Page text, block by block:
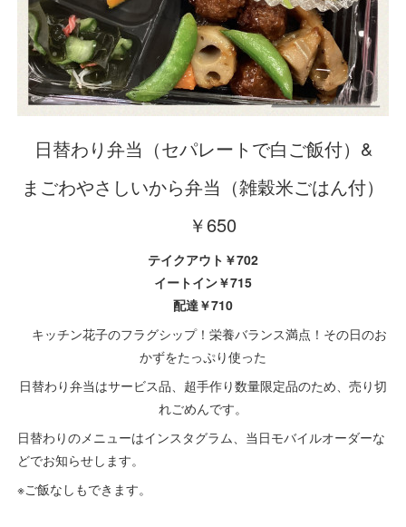
日替わり弁当（セパレートで白ご飯付）&
まごわやさしいから弁当（雑穀米ごはん付）
￥650
テイクアウト￥702
イートイン￥715
配達￥710
キッチン花子のフラグシップ！栄養バランス満点！その日のお
かずをたっぷり使った
日替わり弁当はサービス品、超手作り数量限定品のため、売り切
れごめんです。
日替わりのメニューはインスタグラム、当日モバイルオーダーな
どでお知らせします。
※ご飯なしもできます。